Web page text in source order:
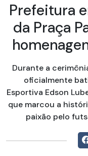
Prefeitura
da Praça
Durante a
oficialmente
Esportiva Edson
que marcou a
paixão pelo